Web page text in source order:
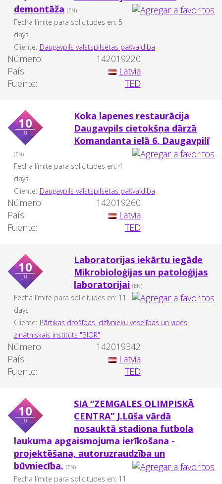
demontāža (EN)
Fecha límite para solicitudes en: 5
days
Cliente: Daugavpils valstspilsētas pašvaldība
Número:
142019220
País:
Latvia
Fuente:
TED
10
jul
Koka lapenes restaurācija
Daugavpils cietokšņa dārzā
Komandanta ielā 6, Daugavpilī
(EN)
Fecha límite para solicitudes en: 4
days
Cliente: Daugavpils valstspilsētas pašvaldība
Número:
142019260
País:
Latvia
Fuente:
TED
10
jul
Laboratorijas iekārtu iegāde
Mikrobioloģijas un patoloģijas
laboratorijai (EN)
Fecha límite para solicitudes en: 11
days
Cliente: Pārtikas drošības, dzīvnieku veselības un vides
zinātniskais institūts "BIOR"
Número:
142019342
País:
Latvia
Fuente:
TED
10
jul
SIA “ZEMGALES OLIMPISKĀ
CENTRA” J.Lūša vārdā
nosauktā stadiona futbola
laukuma apgaismojuma ierīkošana -
projektēšana, autoruzraudzība un
būvniecība. (EN)
Fecha límite para solicitudes en: 11